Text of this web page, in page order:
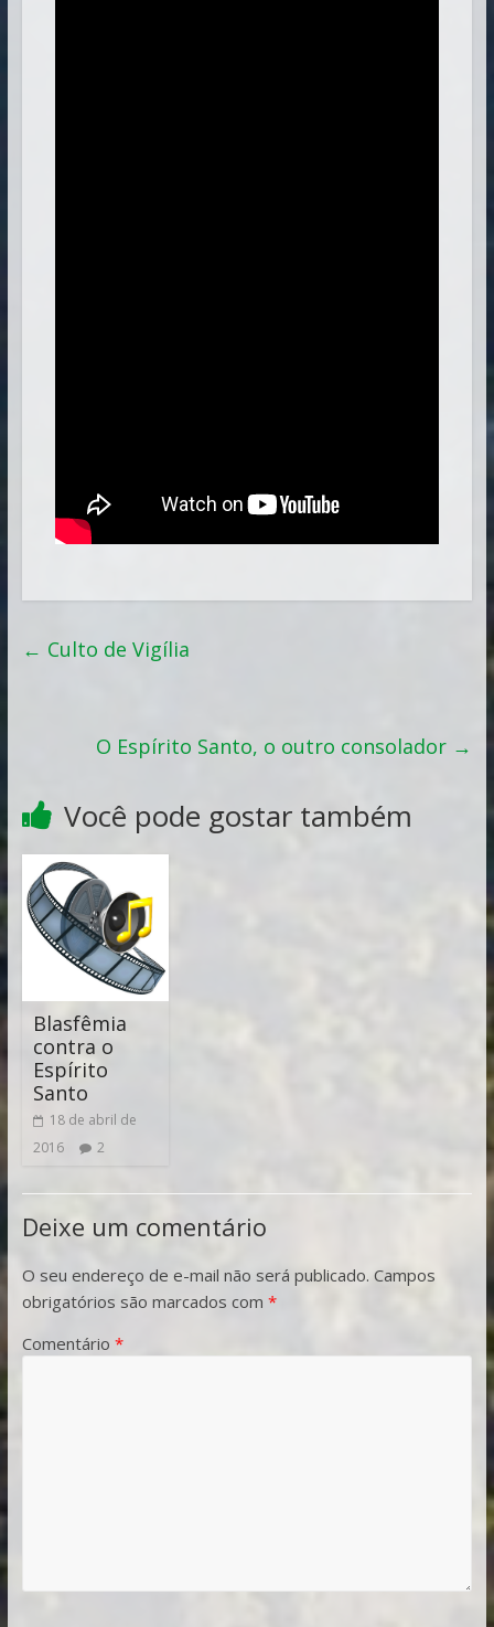
← Culto de Vigília
O Espírito Santo, o outro consolador →
Você pode gostar também
Blasfêmia
contra o
Espírito
Santo
18 de abril de
2016
2
Deixe um comentário
O seu endereço de e-mail não será publicado. Campos
obrigatórios são marcados com *
Comentário *